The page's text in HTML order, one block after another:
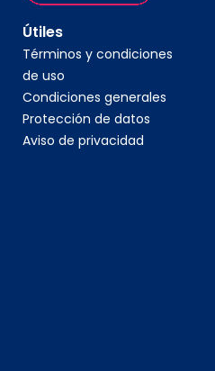
Útiles
Términos y condiciones
de uso
Condiciones generales
Protección de datos
Aviso de privacidad